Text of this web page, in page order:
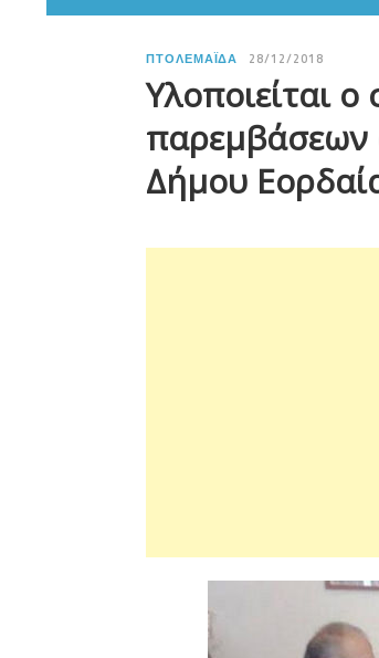
ΠΤΟΛΕΜΑΪ́ΔΑ 28/12/2018
Υλοποιείται
παρεμβάσεων
Δήμου